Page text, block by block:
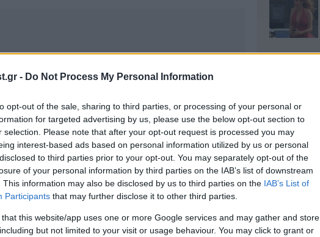
- Do Not Process My Personal Information
opt-out of the sale, sharing to third parties, or processing of your personal or
for targeted advertising by us, please use the below opt-out section to
selection. Please note that after your opt-out request is processed you may
interest-based ads based on personal information utilized by us or personal
to third parties prior to your opt-out. You may separately opt-out of the
of your personal information by third parties on the IAB’s list of downstream
This information may also be disclosed by us to third parties on the IAB’s List of
Participants that may further disclose it to other third parties.
that this website/app uses one or more Google services and may gather and store
but not limited to your visit or usage behaviour. You may click to grant or